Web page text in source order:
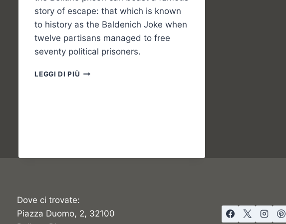
story of escape: that which is known
to history as the Baldenich Joke when
twelve partisans managed to free
seventy political prisoners.
LEGGI DI PIÙ THE
Dove ci trovate:
Piazza Duomo, 2, 32100